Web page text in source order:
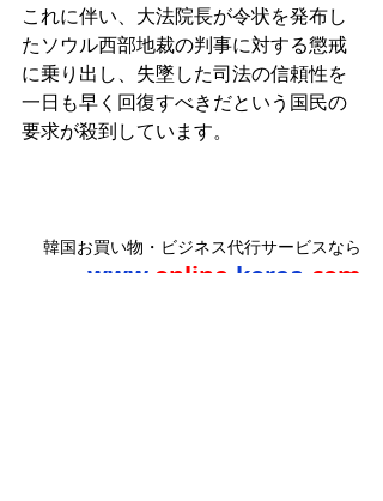
これに伴い、大法院長が令状を発布し
たソウル西部地裁の判事に対する懲戒
に乗り出し、失墜した司法の信頼性を
一日も早く回復すべきだという国民の
要求が殺到しています。
韓国お買い物・ビジネス代行サービスなら
www. online -korea. com